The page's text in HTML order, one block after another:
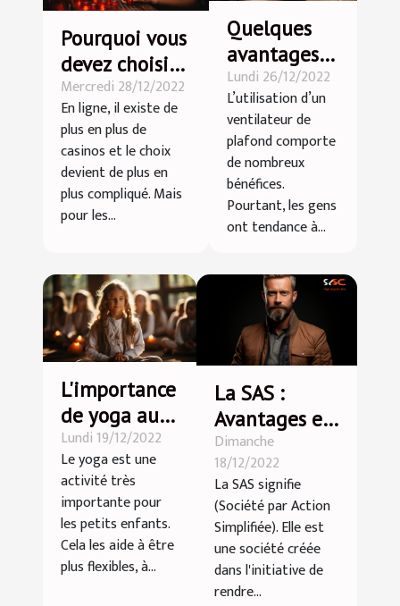
Pourquoi vous
devez choisir
le
casino 4kasino
Mercredi 28/12/2022
En ligne, il existe de
plus en plus de
casinos et le choix
devient de plus en
plus compliqué. Mais
pour les...
Quelques
avantages
d’un
ventilateur
de plafond
Lundi 26/12/2022
L’utilisation d’un
ventilateur de
plafond comporte
de nombreux
bénéfices.
Pourtant, les gens
ont tendance à...
L'importance
de yoga aux
petits
enfants
Lundi 19/12/2022
Le yoga est une
activité très
importante pour
les petits enfants.
Cela les aide à être
plus flexibles, à...
La SAS :
Avantages et
inconvénients
Dimanche
18/12/2022
La SAS signifie
(Société par Action
Simplifiée). Elle est
une société créée
dans l'initiative de
rendre...